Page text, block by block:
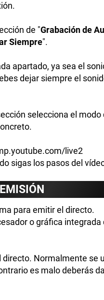
de "Grabación de
Siempre".
apartado, ya sea el
dejar siempre el
selecciona el modo
live2
sigas los pasos del
para emitir el directo.
o gráfica integrada
directo. Normalmente se
es malo deberás